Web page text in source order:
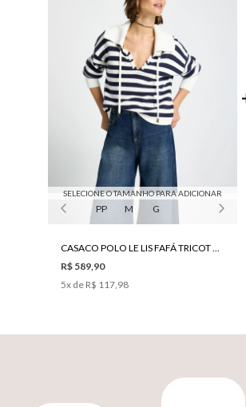
SELECIONE O TAMANHO PARA ADICIONAR
PP M G
CASACO POLO LE LIS FAFÁ TRICOT FEMININO
R$ 589,90
5x de R$ 117,98